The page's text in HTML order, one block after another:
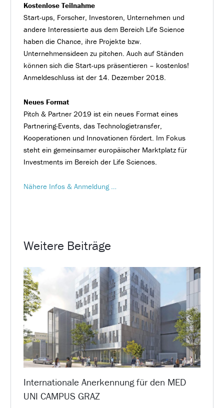
Kostenlose Teilnahme
Start-ups, Forscher, Investoren, Unternehmen und
andere Interessierte aus dem Bereich Life Science
haben die Chance, ihre Projekte bzw.
Unternehmensideen zu pitchen. Auch auf Ständen
können sich die Start-ups präsentieren – kostenlos!
Anmeldeschluss ist der 14. Dezember 2018.
Neues Format
Pitch & Partner 2019 ist ein neues Format eines
Partnering-Events, das Technologietransfer,
Kooperationen und Innovationen fördert. Im Fokus
steht ein gemeinsamer europäischer Marktplatz für
Investments im Bereich der Life Sciences.
Nähere Infos & Anmeldung …
Weitere Beiträge
Internationale Anerkennung für den MED
UNI CAMPUS GRAZ